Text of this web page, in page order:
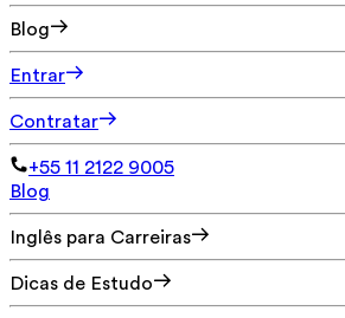
Blog
Entrar
Contratar
+55 11 2122 9005
Blog
Inglês para Carreiras
Dicas de Estudo